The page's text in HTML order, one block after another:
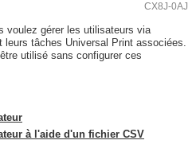
CX8J-0AJ
voulez gérer les utilisateurs via
leurs tâches Universal Print associées.
utilisé sans configurer ces
à l'aide d'un fichier CSV